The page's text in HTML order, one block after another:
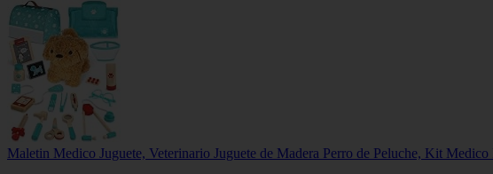
Maletin Medico Juguete, Veterinario Juguete de Madera Perro de Peluche, Kit